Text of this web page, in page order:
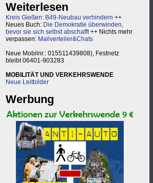
Weiterlesen
Kreis Gießen: B49-Neubau verhindern ++
Neues Buch: Die Demokratie überwinden,
bevor sie sich selbst abschafft++ Nichts mehr
verpassen: Mailverteiler&Chats
Neue Mobilnr.: 015511439808), Festnetz
bleibt 06401-903283
MOBILITÄT UND VERKEHRSWENDE
Neue Leitbilder
Werbung